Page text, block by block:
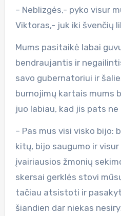
– Neblizgės,- pyko visur
Viktoras,- juk iki švenčių
Mums pasitaikė labai
bendraujantis ir
savo gubernatoriui ir
burnojimų kartais mums
juo labiau, kad jis pats
– Pas mus visi visko bijo:
kitų, bijo saugumo ir
įvairiausios žmonių
skersai gerklės stovi
tačiau atsistoti ir
šiandien dar niekas